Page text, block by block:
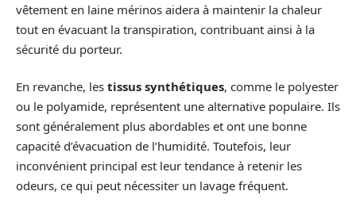
vêtement en laine mérinos aidera à maintenir la chaleur
tout en évacuant la transpiration, contribuant ainsi à la
sécurité du porteur.
En revanche, les tissus synthétiques, comme le polyester
ou le polyamide, représentent une alternative populaire. Ils
sont généralement plus abordables et ont une bonne
capacité d’évacuation de l’humidité. Toutefois, leur
inconvénient principal est leur tendance à retenir les
odeurs, ce qui peut nécessiter un lavage fréquent.